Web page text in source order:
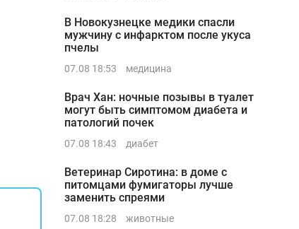
В Новокузнецке медики спасли
мужчину с инфарктом после укуса
пчелы
07.08 18:53 медицина
Врач Хан: ночные позывы в туалет
могут быть симптомом диабета и
патологий почек
07.08 18:43 диабет
Ветеринар Сиротина: в доме с
питомцами фумигаторы лучше
заменить спреями
07.08 18:28 животные